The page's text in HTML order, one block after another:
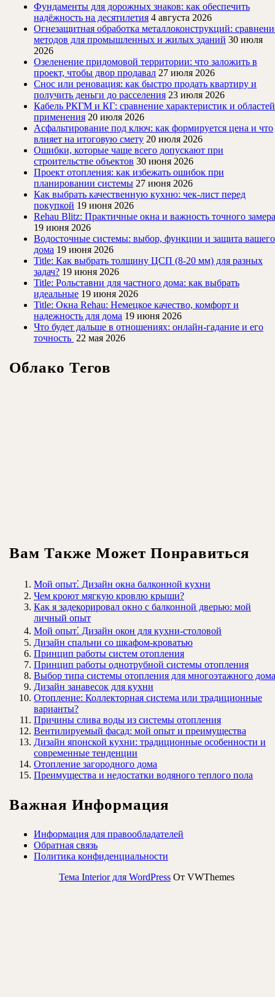
Фундаменты для дорожных знаков: как обеспечить
надёжность на десятилетия 4 августа 2026
Огнезащитная обработка металлоконструкций:
методов для промышленных и жилых зданий 30 июля
2026
Озеленение придомовой территории: что заложить в
проект, чтобы двор продавал 27 июля 2026
Снос или реновация: как быстро продать квартиру и
получить деньги до расселения 23 июля 2026
Кабель РКГМ и КГ: сравнение характеристик и областей
применения 20 июля 2026
Асфальтирование под ключ: как формируется цена и что
влияет на итоговую смету 20 июля 2026
Ошибки, которые чаще всего допускают при
строительстве объектов 30 июня 2026
Проект отопления: как избежать ошибок при
планировании системы 27 июня 2026
Как выбрать качественную кухню: чек-лист перед
покупкой 19 июня 2026
Rehau Blitz: Практичные окна и важность точного замера
19 июня 2026
Водосточные системы: выбор, функции и защита вашего
дома 19 июня 2026
Title: Как выбрать толщину ЦСП (8-20 мм) для разных
задач? 19 июня 2026
Title: Рольставни для частного дома: как выбрать
идеальные 19 июня 2026
Title: Окна Rehau: Немецкое качество, комфорт и
надежность для дома 19 июня 2026
Что будет дальше в отношениях: онлайн-гадание и его
точность 22 мая 2026
Облако Тегов
Вам Также Может Понравиться
Мой опыт⁚ Дизайн окна балконной кухни
Чем кроют мягкую кровлю крыши?
Как я задекорировал окно с балконной дверью: мой
личный опыт
Мой опыт⁚ Дизайн окон для кухни-столовой
Дизайн спальни со шкафом-кроватью
Принцип работы систем отопления
Принцип работы однотрубной системы отопления
Выбор типа системы отопления для многоэтажного дома
Дизайн занавесок для кухни
Отопление: Коллекторная система или традиционные
варианты?
Причины слива воды из системы отопления
Вентилируемый фасад: мой опыт и преимущества
Дизайн японской кухни: традиционные особенности и
современные тенденции
Отопление загородного дома
Преимущества и недостатки водяного теплого пола
Важная Информация
Информация для правообладателей
Обратная связь
Политика конфиденциальности
Тема Interior для WordPress От VWThemes